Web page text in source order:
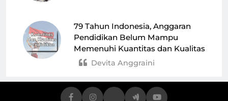
79 Tahun Indonesia, Anggaran
Pendidikan Belum Mampu
Memenuhi Kuantitas dan Kualitas
Devita Anggraini